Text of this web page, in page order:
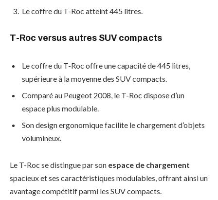
Le coffre du T-Roc atteint 445 litres.
T-Roc versus autres SUV compacts
Le coffre du T-Roc offre une capacité de 445 litres,
supérieure à la moyenne des SUV compacts.
Comparé au Peugeot 2008, le T-Roc dispose d’un
espace plus modulable.
Son design ergonomique facilite le chargement d’objets
volumineux.
Le T-Roc se distingue par son espace de chargement
spacieux et ses caractéristiques modulables, offrant ainsi un
avantage compétitif parmi les SUV compacts.